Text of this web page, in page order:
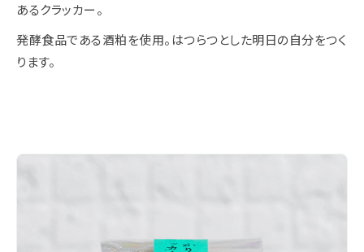
あるクラッカー。
発酵食品である酒粕を使用。はつらつとした明日の自分をつく
ります。